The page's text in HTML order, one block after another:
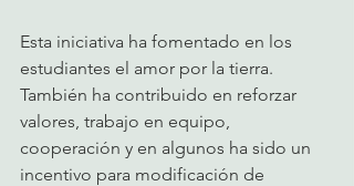
Esta iniciativa ha fomentado en los
estudiantes el amor por la tierra.
También ha contribuido en reforzar
valores, trabajo en equipo,
cooperación y en algunos ha sido un
incentivo para modificación de